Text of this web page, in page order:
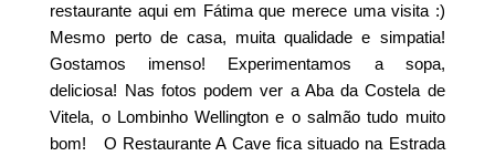
restaurante aqui em Fátima que merece uma visita :)
Mesmo perto de casa, muita qualidade e simpatia!
Gostamos imenso! Experimentamos a sopa,
deliciosa! Nas fotos podem ver a Aba da Costela de
Vitela, o Lombinho Wellington e o salmão tudo muito
bom! O Restaurante A Cave fica situado na Estrada